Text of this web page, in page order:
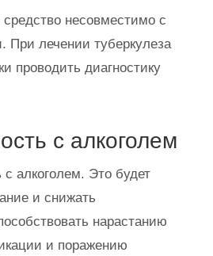
несовместимо с
При лечении туберкулеза
проводить диагностику
с алкоголем
алкоголем. Это будет
и снижать
нарастанию
и поражению